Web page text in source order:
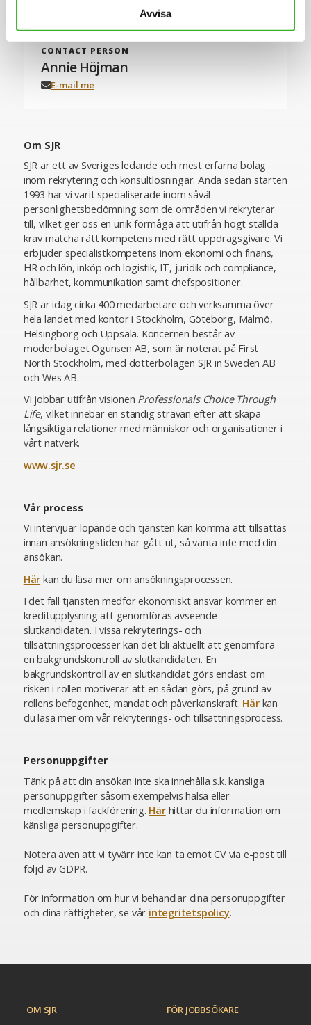
Avvisa
CONTACT PERSON
Annie Höjman
E-mail me
Om SJR
SJR är ett av Sveriges ledande och mest erfarna bolag
inom rekrytering och konsultlösningar. Ända sedan starten
1993 har vi varit specialiserade inom såväl
personlighetsbedömning som de områden vi rekryterar
till, vilket ger oss en unik förmåga att utifrån högt ställda
krav matcha rätt kompetens med rätt uppdragsgivare. Vi
erbjuder specialistkompetens inom ekonomi och finans,
HR och lön, inköp och logistik, IT, juridik och compliance,
hållbarhet, kommunikation samt chefspositioner.
SJR är idag cirka 400 medarbetare och verksamma över
hela landet med kontor i Stockholm, Göteborg, Malmö,
Helsingborg och Uppsala. Koncernen består av
moderbolaget Ogunsen AB, som är noterat på First
North Stockholm, med dotterbolagen SJR in Sweden AB
och Wes AB.
Vi jobbar utifrån visionen Professionals Choice Through
Life, vilket innebär en ständig strävan efter att skapa
långsiktiga relationer med människor och organisationer i
vårt nätverk.
www.sjr.se
Vår process
Vi intervjuar löpande och tjänsten kan komma att tillsättas
innan ansökningstiden har gått ut, så vänta inte med din
ansökan.
Här kan du läsa mer om ansökningsprocessen.
I det fall tjänsten medför ekonomiskt ansvar kommer en
kreditupplysning att genomföras avseende
slutkandidaten. I vissa rekryterings- och
tillsättningsprocesser kan det bli aktuellt att genomföra
en bakgrundskontroll av slutkandidaten. En
bakgrundskontroll av en slutkandidat görs endast om
risken i rollen motiverar att en sådan görs, på grund av
rollens befogenhet, mandat och påverkanskraft. Härkan
du läsa mer om vår rekryterings- och tillsättningsprocess.
Personuppgifter
Tänk på att din ansökan inte ska innehålla s.k. känsliga
personuppgifter såsom exempelvis hälsa eller
medlemskap i fackförening. Härhittar du information om
känsliga personuppgifter.
Notera även att vi tyvärr inte kan ta emot CV via e-post till
följd av GDPR.
För information om hur vi behandlar dina personuppgifter
och dina rättigheter, se vår integritetspolicy.
OM SJR FÖR JOBBSÖKARE